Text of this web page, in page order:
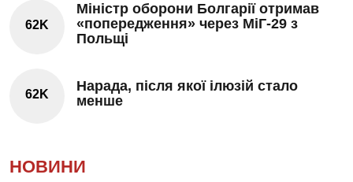
62K
Міністр оборони Болгарії отримав
«попередження» через МіГ-29 з
Польщі
62K
Нарада, після якої ілюзій стало
менше
НОВИНИ